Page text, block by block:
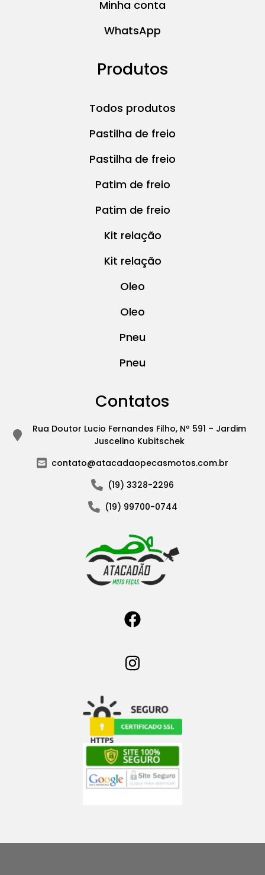
Minha conta
WhatsApp
Produtos
Todos produtos
Pastilha de freio
Pastilha de freio
Patim de freio
Patim de freio
Kit relação
Kit relação
Oleo
Oleo
Pneu
Pneu
Contatos
Rua Doutor Lucio Fernandes Filho, Nº 591 – Jardim
Juscelino Kubitschek
contato@atacadaopecasmotos.com.br
(19) 3328-2296
(19) 99700-0744